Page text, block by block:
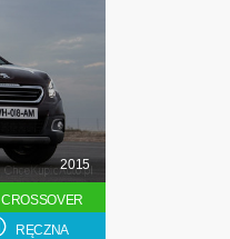
2015
CROSSOVER
RĘCZNA